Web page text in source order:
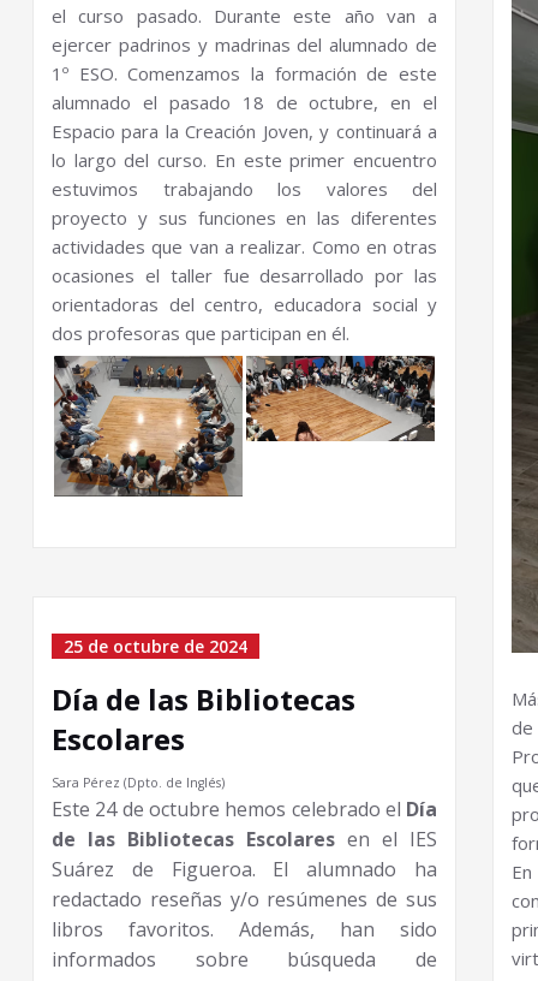
el curso pasado. Durante este año van a
ejercer padrinos y madrinas del alumnado de
1º ESO. Comenzamos la formación de este
alumnado el pasado 18 de octubre, en el
Espacio para la Creación Joven, y continuará a
lo largo del curso. En este primer encuentro
estuvimos trabajando los valores del
proyecto y sus funciones en las diferentes
actividades que van a realizar. Como en otras
ocasiones el taller fue desarrollado por las
orientadoras del centro, educadora social y
dos profesoras que participan en él.
25 de octubre de 2024
Día de las Bibliotecas
Escolares
Sara Pérez (Dpto. de Inglés)
Este 24 de octubre hemos celebrado el Día
de las Bibliotecas Escolares en el IES
Suárez de Figueroa. El alumnado ha
redactado reseñas y/o resúmenes de sus
libros favoritos. Además, han sido
informados sobre búsqueda de